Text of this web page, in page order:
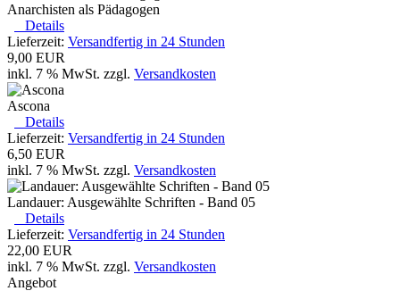
Anarchisten als Pädagogen
Details
Lieferzeit: Versandfertig in 24 Stunden
9,00 EUR
inkl. 7 % MwSt. zzgl. Versandkosten
Ascona
Details
Lieferzeit: Versandfertig in 24 Stunden
6,50 EUR
inkl. 7 % MwSt. zzgl. Versandkosten
Landauer: Ausgewählte Schriften - Band 05
Details
Lieferzeit: Versandfertig in 24 Stunden
22,00 EUR
inkl. 7 % MwSt. zzgl. Versandkosten
Angebot